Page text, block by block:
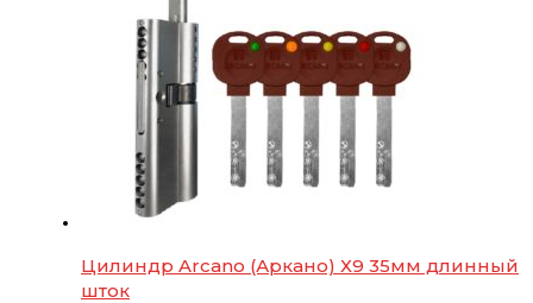
Цилиндр Arcano (Аркано) Х9 35мм длинный
шток